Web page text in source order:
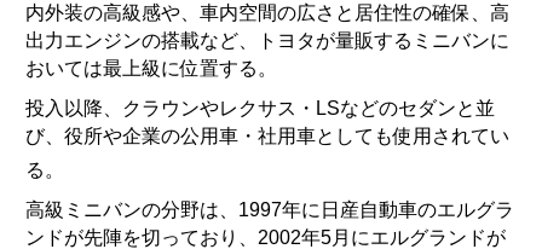
内外装の高級感や、車内空間の広さと居住性の確保、高
出力エンジンの搭載など、トヨタが量販するミニバンに
おいては最上級に位置する。
投入以降、クラウンやレクサス・LSなどのセダンと並
び、役所や企業の公用車・社用車としても使用されてい
る 。
高級ミニバンの分野は、1997年に日産自動車のエルグラ
ンドが先陣を切っており、2002年5月にエルグランドが